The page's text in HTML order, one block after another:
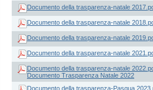
Documento della trasparenza-natale
Documento della trasparenza-natale
Documento della trasparenza-natale
Documento della trasparenza-natale
Documento della trasparenza-natale
Documento Trasparenza Natale 2022
Documento della trasparenza-Pasqua